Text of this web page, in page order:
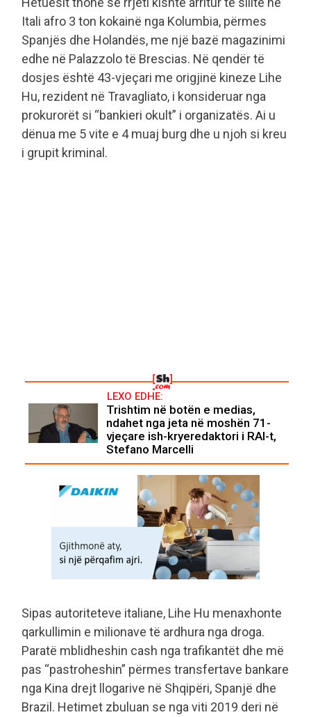
Itali afro 3 ton kokainë nga Kolumbia, përmes
Spanjës dhe Holandës, me një bazë magazinimi
edhe në Palazzolo të Brescias. Në qendër të
dosjes është 43-vjeçari me origjinë kineze Lihe
Hu, rezident në Travagliato, i konsideruar nga
prokurorët si “bankieri okult” i organizatës. Ai u
dënua me 5 vite e 4 muaj burg dhe u njoh si kreu
i grupit kriminal.
LEXO EDHE:
Trishtim në botën e medias,
ndahet nga jeta në moshën 71-
vjeçare ish-kryeredaktori i RAI-t,
Stefano Marcelli
Sipas autoriteteve italiane, Lihe Hu menaxhonte
qarkullimin e milionave të ardhura nga droga.
Paratë mblidheshin cash nga trafikantët dhe më
pas “pastroheshin” përmes transfertave bankare
nga Kina drejt llogarive në Shqipëri, Spanjë dhe
Brazil. Hetimet zbuluan se nga viti 2019 deri në